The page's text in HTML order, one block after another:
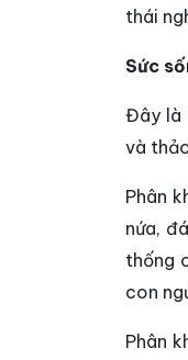
thái
Sức
Đây là
và
Phân
nứa,
thống
con
Phân